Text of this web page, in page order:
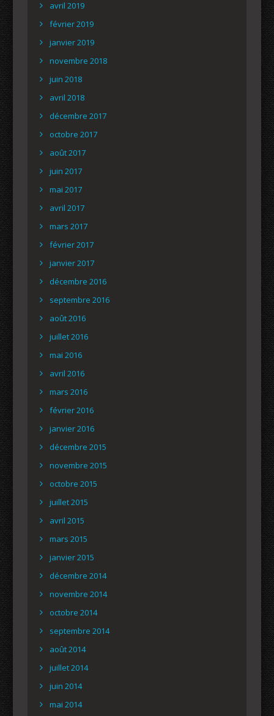
avril 2019
février 2019
janvier 2019
novembre 2018
juin 2018
avril 2018
décembre 2017
octobre 2017
août 2017
juin 2017
mai 2017
avril 2017
mars 2017
février 2017
janvier 2017
décembre 2016
septembre 2016
août 2016
juillet 2016
mai 2016
avril 2016
mars 2016
février 2016
janvier 2016
décembre 2015
novembre 2015
octobre 2015
juillet 2015
avril 2015
mars 2015
janvier 2015
décembre 2014
novembre 2014
octobre 2014
septembre 2014
août 2014
juillet 2014
juin 2014
mai 2014